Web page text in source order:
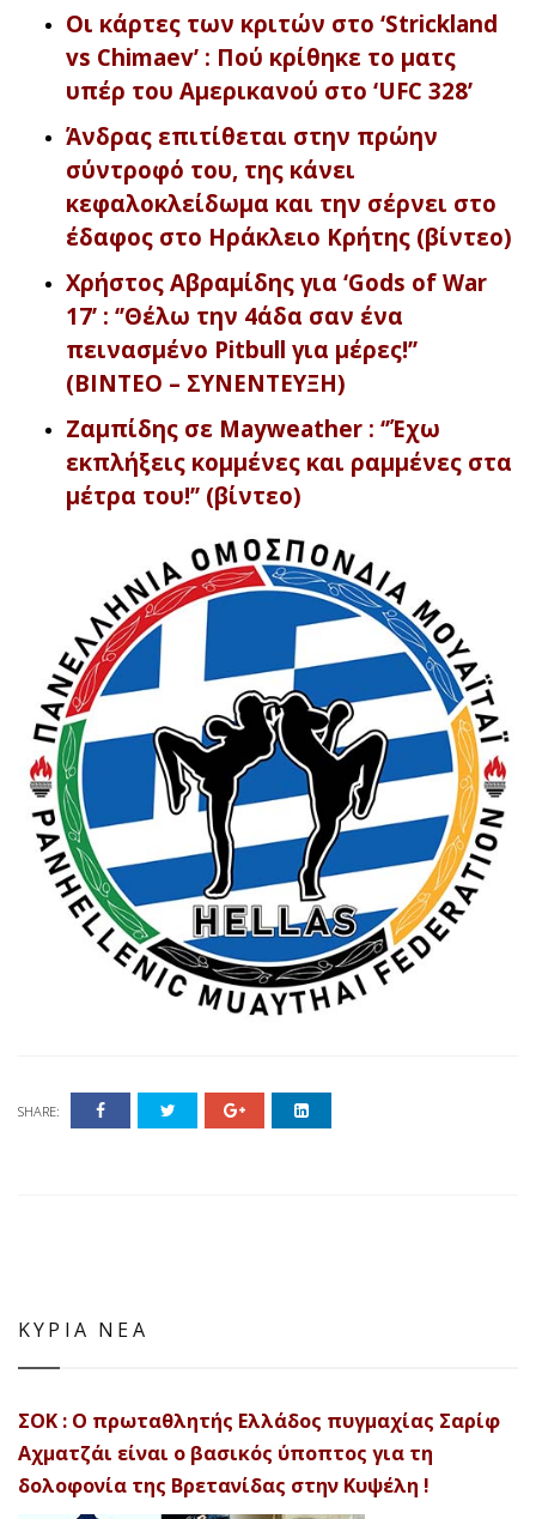
Οι κάρτες των κριτών στο ‘Strickland
vs Chimaev’ : Πού κρίθηκε το ματς
υπέρ του Αμερικανού στο ‘UFC 328’
Άνδρας επιτίθεται στην πρώην
σύντροφό του, της κάνει
κεφαλοκλείδωμα και την σέρνει στο
έδαφος στο Ηράκλειο Κρήτης (βίντεο)
Χρήστος Αβραμίδης για ‘Gods of War
17’ : ‘’Θέλω την 4άδα σαν ένα
πεινασμένο Pitbull για μέρες!’’
(ΒΙΝΤΕΟ – ΣΥΝΕΝΤΕΥΞΗ)
Ζαμπίδης σε Mayweather : ‘’Έχω
εκπλήξεις κομμένες και ραμμένες στα
μέτρα του!’’ (βίντεο)
SHARE:
ΚΥΡΙΑ ΝΕΑ
ΣΟΚ : Ο πρωταθλητής Ελλάδος πυγμαχίας Σαρίφ
Αχματζάι είναι ο βασικός ύποπτος για τη
δολοφονία της Βρετανίδας στην Κυψέλη !